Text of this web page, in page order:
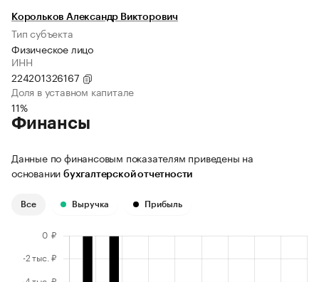
Корольков Александр Викторович
Тип субъекта
Физическое лицо
ИНН
224201326167
Доля в уставном капитале
11%
Финансы
Данные по финансовым показателям приведены на
основании бухгалтерской отчетности
Все Выручка Прибыль